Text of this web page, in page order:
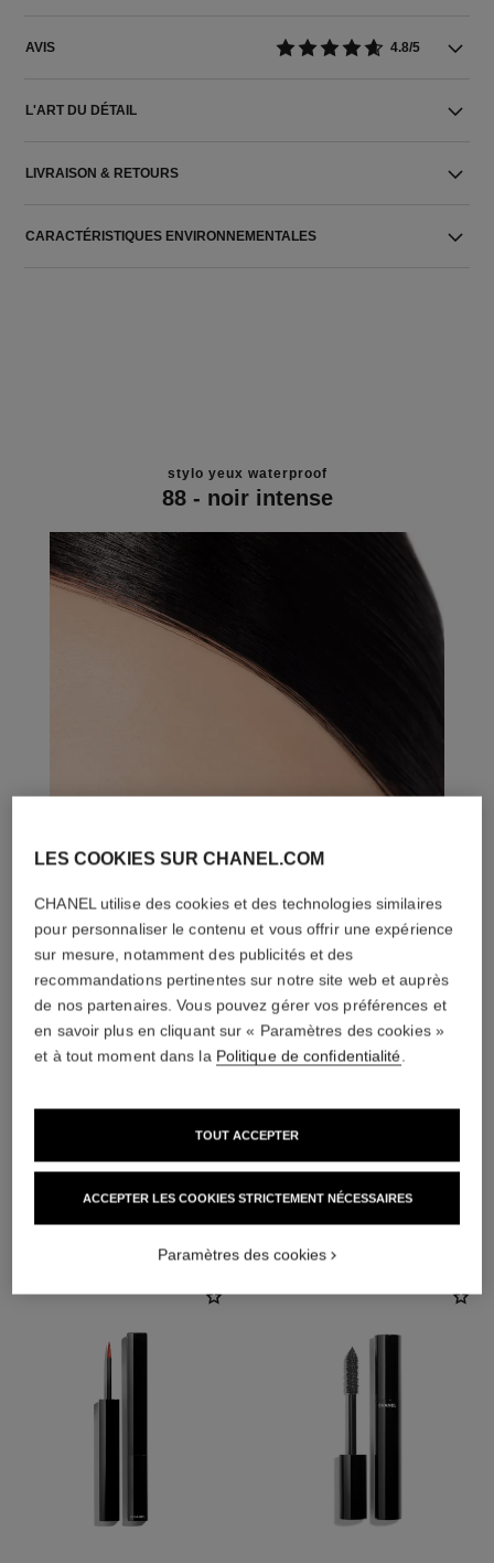
AVIS 4.8/5
L'ART DU DÉTAIL
LIVRAISON & RETOURS
CARACTÉRISTIQUES ENVIRONNEMENTALES
stylo yeux waterproof
88 - noir intense
L'ACCORD PARFAIT
LES COOKIES SUR CHANEL.COM
CHANEL utilise des cookies et des technologies similaires
pour personnaliser le contenu et vous offrir une expérience
sur mesure, notamment des publicités et des
recommandations pertinentes sur notre site web et auprès
de nos partenaires. Vous pouvez gérer vos préférences et
en savoir plus en cliquant sur « Paramètres des cookies »
et à tout moment dans la Politique de confidentialité
ACCEPTER LES COOKIES STRICTEMENT NÉCESSAIRES
TOUT ACCEPTER
Paramètres des cookies